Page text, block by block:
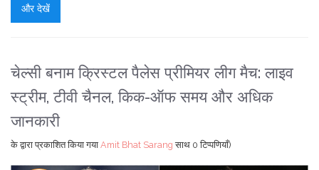
और देखें
चेल्सी बनाम क्रिस्टल पैलेस प्रीमियर लीग मैच: लाइव
स्ट्रीम, टीवी चैनल, किक-ऑफ समय और अधिक
जानकारी
के द्वारा प्रकाशित किया गया Amit Bhat Sarang साथ 0 टिप्पणियाँ)